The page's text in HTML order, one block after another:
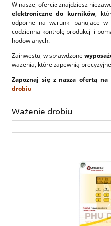
W naszej ofercie znajdziesz
elektroniczne do kurników,
odporne na warunki panujące w
codzienną kontrolę produkcji i
hodowlanych.
Zainwestuj w sprawdzone
ważenia, które zapewnią
Zapoznaj się z nasza ofertą na
drobiu
Ważenie drobiu